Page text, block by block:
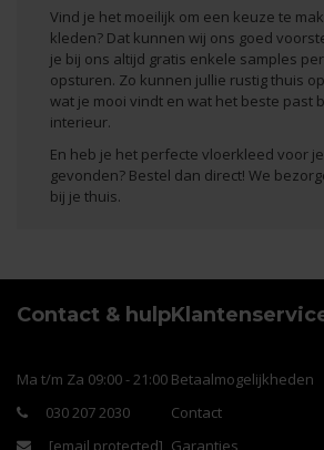
Vind je het moeilijk om een keuze te
kleden? Dat kunnen wij ons goed
je bij ons altijd gratis enkele samples
opsturen. Zo kunnen jullie rustig thuis
wat je mooi vindt en wat het beste past
interieur.
En heb je het perfecte vloerkleed voor
gevonden? Bestel dan direct! We
bij je thuis.
Contact & hulp
Ma t/m Za 09:00 - 21:00
030 207 2030
[email protected]
Betaalmogelijkheden
Contact
Garanties